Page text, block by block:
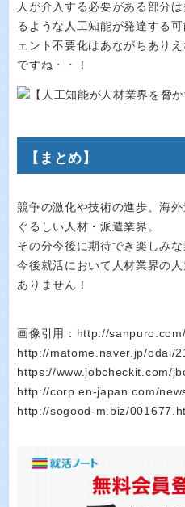
人が介入する必要がある部分
るような人工知能が発達する
ェント不要化はあながちあり
ですね・・！
【まとめ】
競争の激化や技術の進歩、海
ぐるしい人材・派遣業界。
その分今後に期待でき楽しみな
今後就活において人材業界の
ありません！
画像引用：http://
http://matome.naver.jp/odai/
https://www.jobcheckit.com/
http://corp.en-japan.com/
http://sogood-m.biz/